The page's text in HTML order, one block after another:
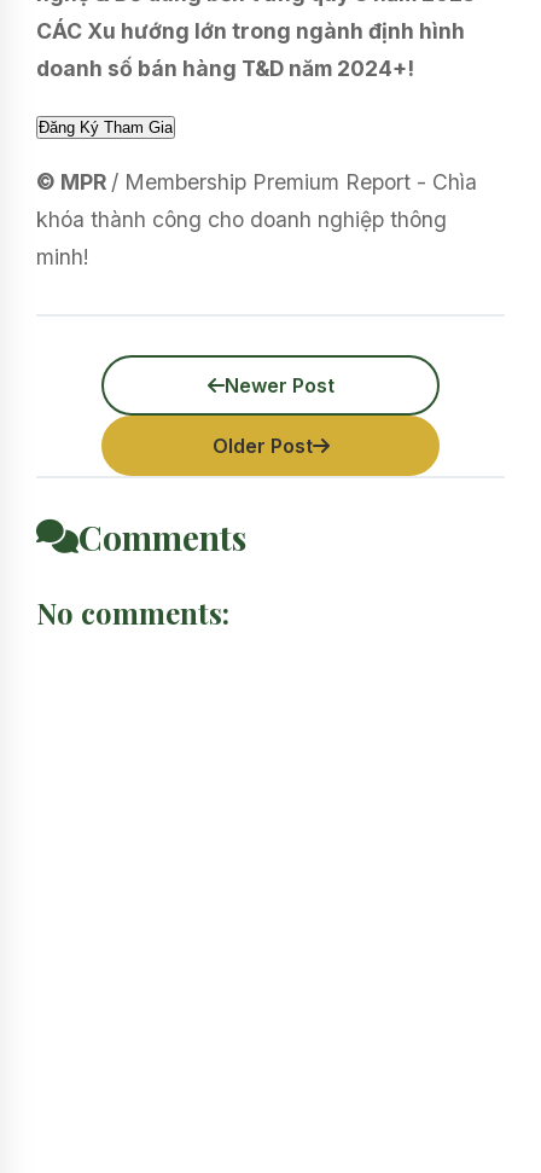
CÁC Xu hướng lớn trong ngành định hình
doanh số bán hàng T&D năm 2024+!
© MPR / Membership Premium Report - Chìa
khóa thành công cho doanh nghiệp thông
minh!
Newer Post
Older Post
Comments
No comments: